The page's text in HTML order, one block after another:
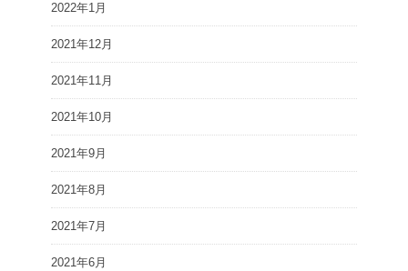
2022年1月
2021年12月
2021年11月
2021年10月
2021年9月
2021年8月
2021年7月
2021年6月